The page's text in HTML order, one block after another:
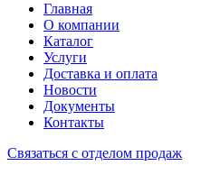
Главная
О компании
Каталог
Услуги
Доставка и оплата
Новости
Документы
Контакты
Связаться с отделом продаж